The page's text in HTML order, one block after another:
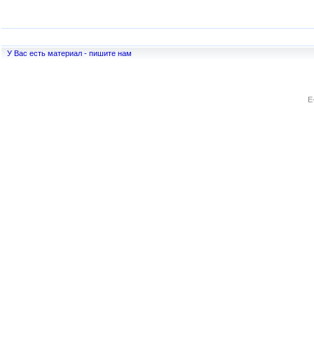
У Вас есть материал - пишите нам